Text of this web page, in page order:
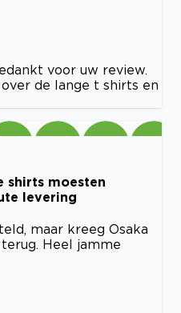
voor uw review.
de lange t shirts en
shirts moesten
levering
maar kreeg Osaka
Heel jamme